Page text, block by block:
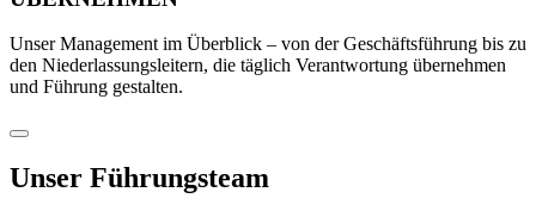
Unser Management im Überblick – von der Geschäftsführung bis zu
den Niederlassungsleitern, die täglich Verantwortung übernehmen
und Führung gestalten.
Unser Führungsteam